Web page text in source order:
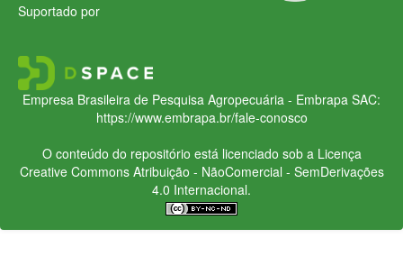
Suportado por
Empresa Brasileira de Pesquisa Agropecuária - Embrapa SAC:
https://www.embrapa.br/fale-conosco
O conteúdo do repositório está licenciado sob a Licença
Creative CommonsAtribuição - NãoComercial - SemDerivações
4.0 Internacional.